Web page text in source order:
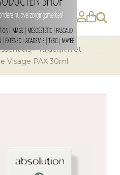
>(tijdelijk niet
Visage PAX 30ml